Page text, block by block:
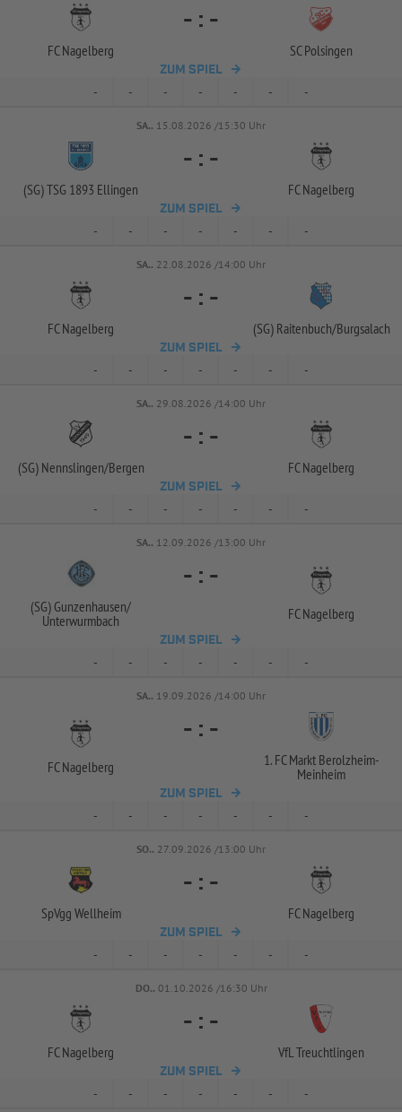
FC Nagelberg
- : -
SC Polsingen
ZUM SPIEL
- - - - - - -
SA.. 15.08.2026 /15:30 Uhr
(SG) TSG 1893 Ellingen
- : -
FC Nagelberg
ZUM SPIEL
- - - - - - -
SA.. 22.08.2026 /14:00 Uhr
FC Nagelberg
- : -
(SG) Raitenbuch/Burgsalach
ZUM SPIEL
- - - - - - -
SA.. 29.08.2026 /14:00 Uhr
(SG) Nennslingen/Bergen
- : -
FC Nagelberg
ZUM SPIEL
- - - - - - -
SA.. 12.09.2026 /13:00 Uhr
(SG) Gunzenhausen/
Unterwurmbach
- : -
FC Nagelberg
ZUM SPIEL
- - - - - - -
SA.. 19.09.2026 /14:00 Uhr
FC Nagelberg
- : -
1. FC Markt Berolzheim-
Meinheim
ZUM SPIEL
- - - - - - -
SO.. 27.09.2026 /13:00 Uhr
SpVgg Wellheim
- : -
FC Nagelberg
ZUM SPIEL
- - - - - - -
DO.. 01.10.2026 /16:30 Uhr
FC Nagelberg
- : -
VfL Treuchtlingen
ZUM SPIEL
- - - - - - -